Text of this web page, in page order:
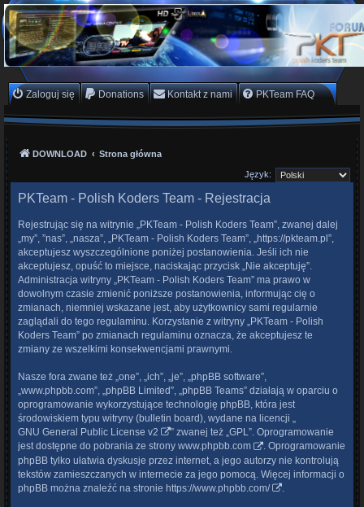
PKTeam - Polish Koders
Team
Hyperion, Enigma, E2, PKT, listy kanałów, oscam
Zaloguj się Donations Kontakt z nami PKTeam FAQ
DOWNLOAD Strona główna
Język:
PKTeam - Polish Koders Team - Rejestracja
Rejestrując się na witrynie „PKTeam - Polish Koders Team”, zwanej dalej
„my”, ”nas”, „nasza”, „PKTeam - Polish Koders Team”, „https://pkteam.pl”,
akceptujesz wyszczególnione poniżej postanowienia. Jeśli ich nie
akceptujesz, opuść to miejsce, naciskając przycisk „Nie akceptuję”.
Administracja witryny „PKTeam - Polish Koders Team” ma prawo w
dowolnym czasie zmienić poniższe postanowienia, informując cię o
zmianach, niemniej wskazane jest, aby użytkownicy sami regularnie
zaglądali do tego regulaminu. Korzystanie z witryny „PKTeam - Polish
Koders Team” po zmianach regulaminu oznacza, że akceptujesz te
zmiany ze wszelkimi konsekwencjami prawnymi.
Nasze fora zwane też „one”, „ich”, „je”, „phpBB software”,
„www.phpbb.com”, „phpBB Limited”, „phpBB Teams” działają w oparciu o
oprogramowanie wykorzystujące technologię phpBB, która jest
środowiskiem typu witryny (bulletin board), wydane na licencji „
GNU General Public License v2
” zwanej też „GPL”. Oprogramowanie
jest dostępne do pobrania ze strony www.phpbb.com
. Oprogramowanie
phpBB tylko ułatwia dyskusje przez internet, a jego autorzy nie kontrolują
tekstów zamieszczanych w internecie za jego pomocą. Więcej informacji o
phpBB można znaleźć na stronie https://www.phpbb.com/